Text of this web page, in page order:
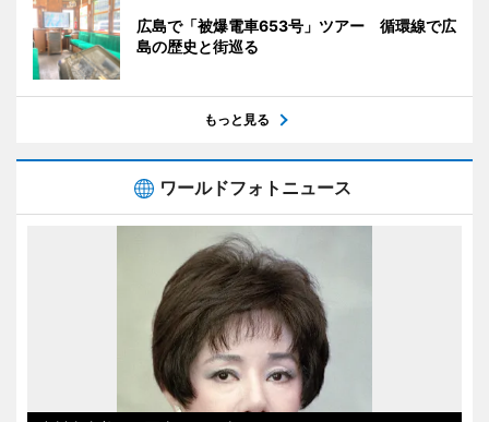
広島で「被爆電車653号」ツアー 循環線で広
島の歴史と街巡る
もっと見る
ワールドフォトニュース